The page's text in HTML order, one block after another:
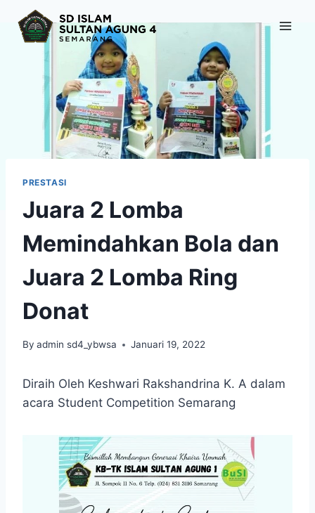
content
PRESTASI
Juara 2 Lomba
Memindahkan Bola dan
Juara 2 Lomba Ring
Donat
By admin sd4_ybwsa Januari 19, 2022
Diraih Oleh Keshwari Rakshandrina K. A dalam
acara Student Competition Semarang